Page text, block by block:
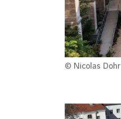
© Nicolas Dohr